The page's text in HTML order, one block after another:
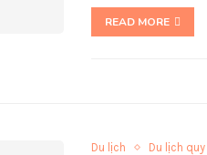
READ MORE
Du lịch Du lịch